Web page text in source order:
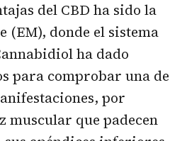
del CBD ha sido la
(EM), donde el sistema
ha dado
para comprobar una de
por
muscular que padecen